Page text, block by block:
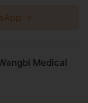
→
Medical